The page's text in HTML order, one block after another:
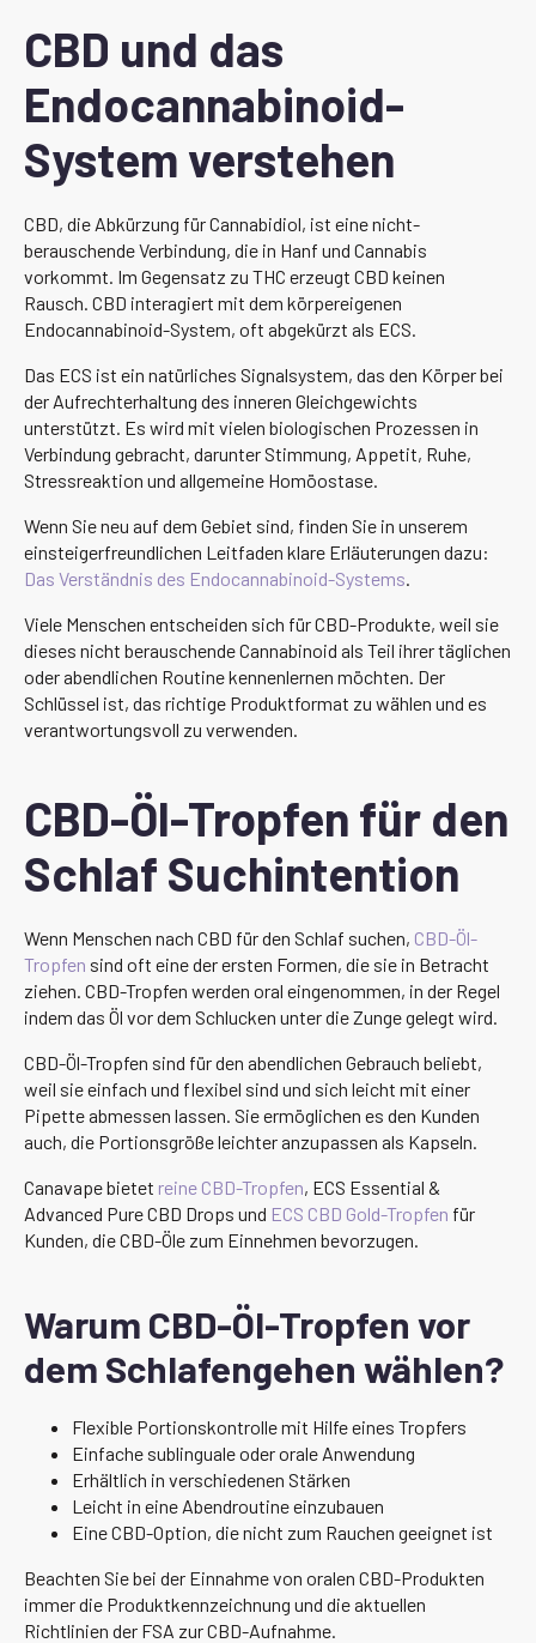
CBD und das
Endocannabinoid-
System verstehen
CBD, die Abkürzung für Cannabidiol, ist eine nicht-
berauschende Verbindung, die in Hanf und Cannabis
vorkommt. Im Gegensatz zu THC erzeugt CBD keinen
Rausch. CBD interagiert mit dem körpereigenen
Endocannabinoid-System, oft abgekürzt als ECS.
Das ECS ist ein natürliches Signalsystem, das den Körper bei
der Aufrechterhaltung des inneren Gleichgewichts
unterstützt. Es wird mit vielen biologischen Prozessen in
Verbindung gebracht, darunter Stimmung, Appetit, Ruhe,
Stressreaktion und allgemeine Homöostase.
Wenn Sie neu auf dem Gebiet sind, finden Sie in unserem
einsteigerfreundlichen Leitfaden klare Erläuterungen dazu:
Das Verständnis des Endocannabinoid-Systems.
Viele Menschen entscheiden sich für CBD-Produkte, weil sie
dieses nicht berauschende Cannabinoid als Teil ihrer täglichen
oder abendlichen Routine kennenlernen möchten. Der
Schlüssel ist, das richtige Produktformat zu wählen und es
verantwortungsvoll zu verwenden.
CBD-Öl-Tropfen für den
Schlaf Suchintention
Wenn Menschen nach CBD für den Schlaf suchen, CBD-Öl-
Tropfen sind oft eine der ersten Formen, die sie in Betracht
ziehen. CBD-Tropfen werden oral eingenommen, in der Regel
indem das Öl vor dem Schlucken unter die Zunge gelegt wird.
CBD-Öl-Tropfen sind für den abendlichen Gebrauch beliebt,
weil sie einfach und flexibel sind und sich leicht mit einer
Pipette abmessen lassen. Sie ermöglichen es den Kunden
auch, die Portionsgröße leichter anzupassen als Kapseln.
Canavape bietet reine CBD-Tropfen, ECS Essential &
Advanced Pure CBD Drops und ECS CBD Gold-Tropfen für
Kunden, die CBD-Öle zum Einnehmen bevorzugen.
Warum CBD-Öl-Tropfen vor
dem Schlafengehen wählen?
Flexible Portionskontrolle mit Hilfe eines Tropfers
Einfache sublinguale oder orale Anwendung
Erhältlich in verschiedenen Stärken
Leicht in eine Abendroutine einzubauen
Eine CBD-Option, die nicht zum Rauchen geeignet ist
Beachten Sie bei der Einnahme von oralen CBD-Produkten
immer die Produktkennzeichnung und die aktuellen
Richtlinien der FSA zur CBD-Aufnahme.